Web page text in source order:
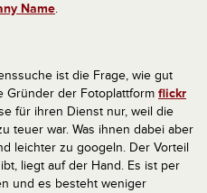
Name.
ist die Frage, wie gut
Gründer der Fotoplattform flickr
für ihren Dienst nur, weil die
teuer war. Was ihnen dabei aber
leichter zu googeln. Der Vorteil
liegt auf der Hand. Es ist per
und es besteht weniger